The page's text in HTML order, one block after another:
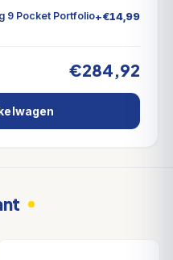
9 Pocket Portfolio+€14,99
€284,92